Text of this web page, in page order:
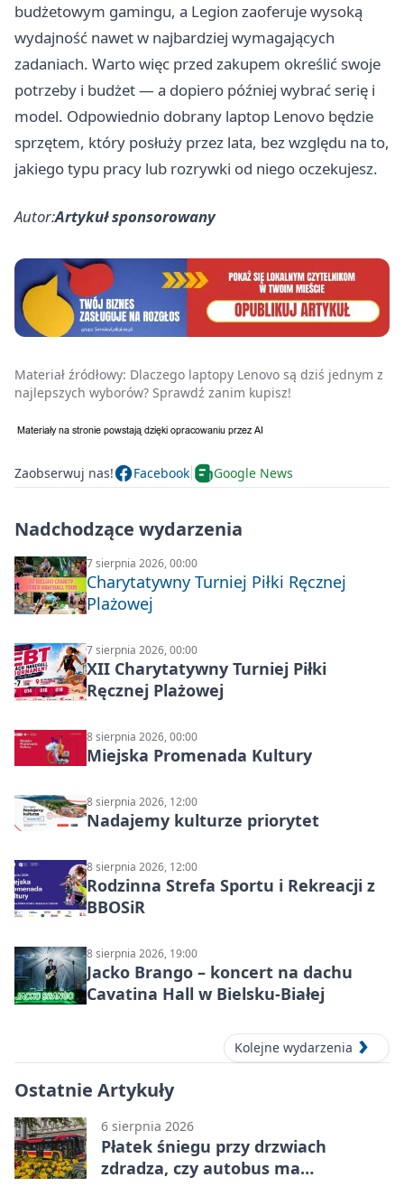
budżetowym gamingu, a Legion zaoferuje wysoką
wydajność nawet w najbardziej wymagających
zadaniach. Warto więc przed zakupem określić swoje
potrzeby i budżet — a dopiero później wybrać serię i
model. Odpowiednio dobrany laptop Lenovo będzie
sprzętem, który posłuży przez lata, bez względu na to,
jakiego typu pracy lub rozrywki od niego oczekujesz.
Autor:Artykuł sponsorowany
Materiał źródłowy: Dlaczego laptopy Lenovo są dziś jednym z
najlepszych wyborów? Sprawdź zanim kupisz!
Zaobserwuj nas! Facebook Google News
Nadchodzące wydarzenia
7 sierpnia 2026, 00:00
Charytatywny Turniej Piłki Ręcznej
Plażowej
7 sierpnia 2026, 00:00
XII Charytatywny Turniej Piłki
Ręcznej Plażowej
8 sierpnia 2026, 00:00
Miejska Promenada Kultury
8 sierpnia 2026, 12:00
Nadajemy kulturze priorytet
8 sierpnia 2026, 12:00
Rodzinna Strefa Sportu i Rekreacji z
BBOSiR
8 sierpnia 2026, 19:00
Jacko Brango – koncert na dachu
Cavatina Hall w Bielsku-Białej
Kolejne wydarzenia
Ostatnie Artykuły
6 sierpnia 2026
Płatek śniegu przy drzwiach
zdradza, czy autobus ma